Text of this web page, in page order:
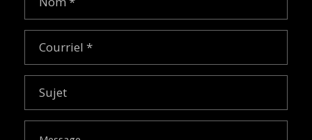
Courriel(Nécessaire)
Sujet
Message